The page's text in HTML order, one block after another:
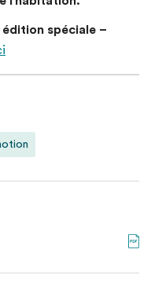
édition spéciale –